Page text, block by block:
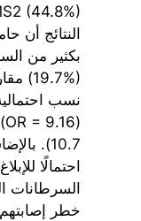
نسب
احتمالًا
خطر